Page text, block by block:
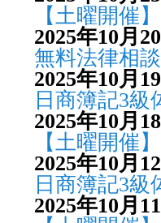
【土曜開催
2025年10月
無料法律相談
2025年10月
日商簿記3級
2025年10月
【土曜開催
2025年10月
日商簿記3級
2025年10月